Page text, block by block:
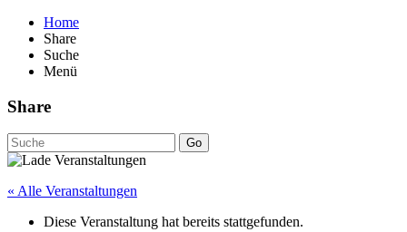
Home
Share
Suche
Menü
Share
Go
« Alle Veranstaltungen
Diese Veranstaltung hat bereits stattgefunden.